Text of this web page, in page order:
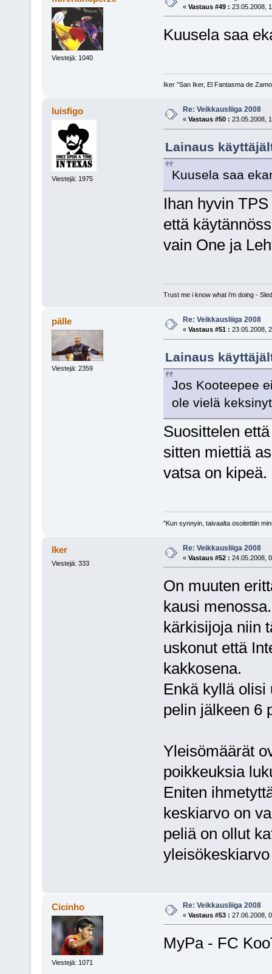
Viestejä: 1040
« Vastaus #49 : 23.05.2008,
Kuusela saa
Iker "San Iker, El Fantasma de
luisfigo
Viestejä: 1975
Re: Veikkausliiga 2008
« Vastaus #50 : 23.05.2008,
Lainaus
Kuusela saa
Ihan hyvin
että
vain One ja
Trust me i know what i'm doing -
pälle
Viestejä: 2359
Re: Veikkausliiga 2008
« Vastaus #51 : 23.05.2008,
Lainaus
Jos Kooteepee
ole vielä
Suosittelen
sitten miettiä
vatsa on kipeä.
"Kun synnyin, taivaalta osoitettiin
Iker
Viestejä: 333
Re: Veikkausliiga 2008
« Vastaus #52 : 24.05.2008,
On muuten
kausi
kärkisijoja niin
uskonut että
kakkosena.
Enkä kyllä olisi
pelin jälkeen 6
Yleisömäärät
poikkeuksia
Eniten
keskiarvo on
peliä on ollut
Cicinho
Viestejä: 1071
Re: Veikkausliiga 2008
« Vastaus #53 : 27.06.2008,
MyPa - FC